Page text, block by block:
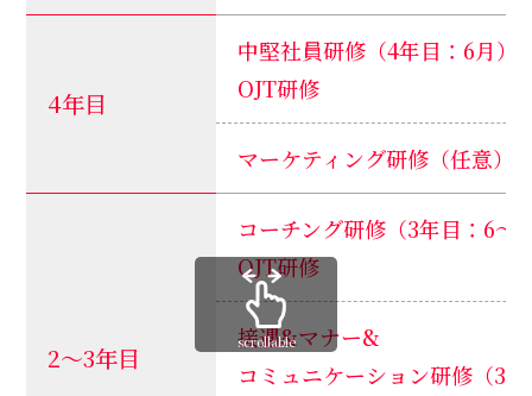
4年目
中堅社員研修（4年目：6月）
OJT研修
マーケティング研修（任意）
2～3年目
コーチング研修（3年目：6～
OJT研修
接遇&マナー&
コミュニケーション研修（3
scrollable